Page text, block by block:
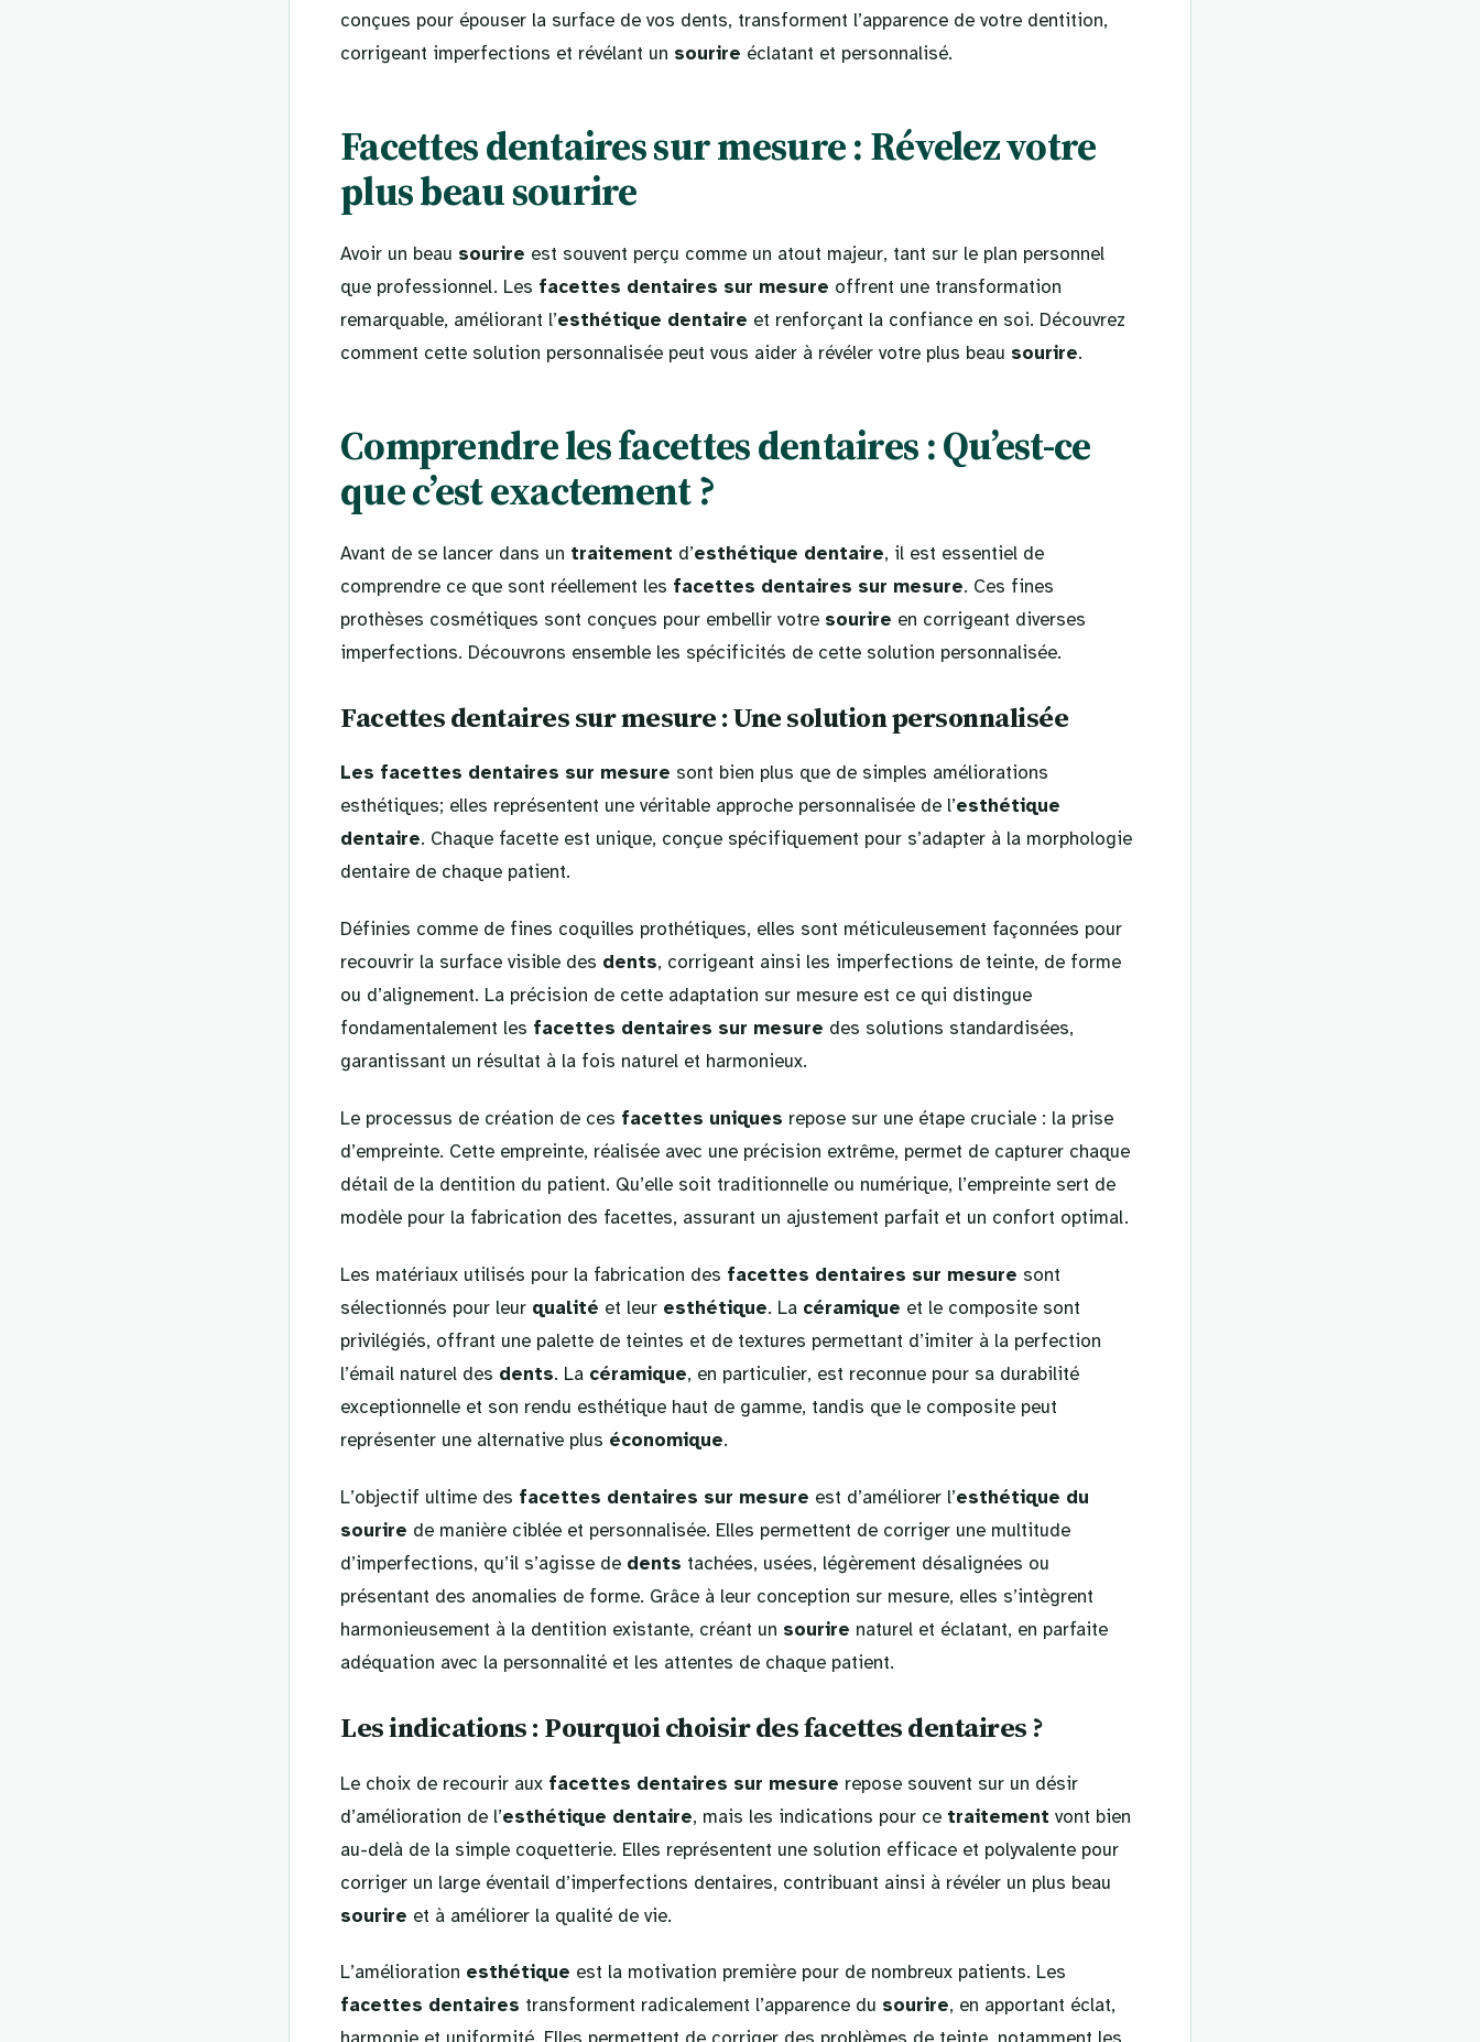
conçues pour épouser la surface de vos dents, transforment l’apparence de votre dentition,
corrigeant imperfections et révélant un sourire éclatant et personnalisé.
Facettes dentaires sur mesure : Révelez votre
plus beau sourire
Avoir un beau sourire est souvent perçu comme un atout majeur, tant sur le plan personnel
que professionnel. Les facettes dentaires sur mesure offrent une transformation
remarquable, améliorant l’esthétique dentaire et renforçant la confiance en soi. Découvrez
comment cette solution personnalisée peut vous aider à révéler votre plus beau sourire.
Comprendre les facettes dentaires : Qu’est-ce
que c’est exactement ?
Avant de se lancer dans un traitement d’esthétique dentaire, il est essentiel de
comprendre ce que sont réellement les facettes dentaires sur mesure. Ces fines
prothèses cosmétiques sont conçues pour embellir votre sourire en corrigeant diverses
imperfections. Découvrons ensemble les spécificités de cette solution personnalisée.
Facettes dentaires sur mesure : Une solution personnalisée
Les facettes dentaires sur mesure sont bien plus que de simples améliorations
esthétiques; elles représentent une véritable approche personnalisée de l’esthétique
dentaire. Chaque facette est unique, conçue spécifiquement pour s’adapter à la morphologie
dentaire de chaque patient.
Définies comme de fines coquilles prothétiques, elles sont méticuleusement façonnées pour
recouvrir la surface visible des dents, corrigeant ainsi les imperfections de teinte, de forme
ou d’alignement. La précision de cette adaptation sur mesure est ce qui distingue
fondamentalement les facettes dentaires sur mesure des solutions standardisées,
garantissant un résultat à la fois naturel et harmonieux.
Le processus de création de ces facettes uniques repose sur une étape cruciale : la prise
d’empreinte. Cette empreinte, réalisée avec une précision extrême, permet de capturer chaque
détail de la dentition du patient. Qu’elle soit traditionnelle ou numérique, l’empreinte sert de
modèle pour la fabrication des facettes, assurant un ajustement parfait et un confort optimal.
Les matériaux utilisés pour la fabrication des facettes dentaires sur mesure sont
sélectionnés pour leur qualité et leur esthétique. La céramique et le composite sont
privilégiés, offrant une palette de teintes et de textures permettant d’imiter à la perfection
l’émail naturel des dents. La céramique, en particulier, est reconnue pour sa durabilité
exceptionnelle et son rendu esthétique haut de gamme, tandis que le composite peut
représenter une alternative plus économique.
L’objectif ultime des facettes dentaires sur mesure est d’améliorer l’esthétique du
sourire de manière ciblée et personnalisée. Elles permettent de corriger une multitude
d’imperfections, qu’il s’agisse de dents tachées, usées, légèrement désalignées ou
présentant des anomalies de forme. Grâce à leur conception sur mesure, elles s’intègrent
harmonieusement à la dentition existante, créant un sourire naturel et éclatant, en parfaite
adéquation avec la personnalité et les attentes de chaque patient.
Les indications : Pourquoi choisir des facettes dentaires ?
Le choix de recourir aux facettes dentaires sur mesure repose souvent sur un désir
d’amélioration de l’esthétique dentaire, mais les indications pour ce traitement vont bien
au-delà de la simple coquetterie. Elles représentent une solution efficace et polyvalente pour
corriger un large éventail d’imperfections dentaires, contribuant ainsi à révéler un plus beau
sourire et à améliorer la qualité de vie.
L’amélioration esthétique est la motivation première pour de nombreux patients. Les
facettes dentaires transforment radicalement l’apparence du sourire, en apportant éclat,